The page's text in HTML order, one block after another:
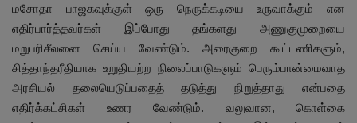
மசோதா பாஜகவுக்குள் ஒரு நெருக்கடியை உருவாக்கும் என
எதிர்பார்த்தவர்கள் இப்போது தங்களது அணுகுமுறையை
மறுபரிசீலனை செய்ய வேண்டும். அரைகுறை கூட்டணிகளும்,
சித்தாந்தரீதியாக உறுதியற்ற நிலைப்பாடுகளும் பெரும்பான்மைவாத
அரசியல் தலையெடுப்பதைத் தடுத்து நிறுத்தாது என்பதை
எதிர்க்கட்சிகள் உணர வேண்டும். வலுவான, கொள்கை